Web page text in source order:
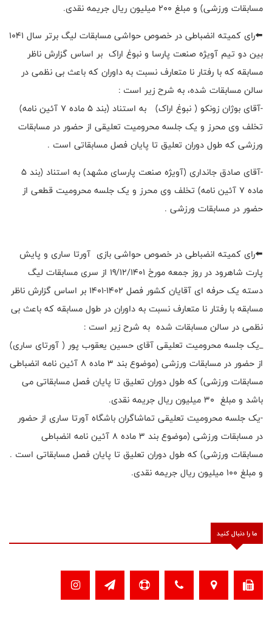
مسابقات ورزشی) و مبلغ ۲۰۰ میلیون ریال جریمه نقدی.
⬅️رای کمیته انضباطی در خصوص حواشی مسابقات لیگ برتر سال 1041
بین دو تیم آویژه صنعت پارسا و نبوغ اراک بر اساس گزارش ناظر
مسابقه که با رفتار نا متعارف نسبت به داوران که باعث بی نظمی در
سالن مسابقات شده، به شرح زیر است :
-آقای بوژان زونکو ( نبوغ اراک) به استناد (بند 5 ماده 7 آئین نامه)
تخلف وی محرز و یک جلسه محرومیت تعلیقی از حضور در مسابقات
ورزشی که طول دوران تعلیق تا پایان فصل مسابقاتی است .
-آقای صادق جانداری (آویژه صنعت پارسای مشهد) به استناد (بند 5
ماده 7 آئین نامه) تخلف وی محرز و یک جلسه محرومیت قطعی از
حضور در مسابقات ورزشی .
⬅️رای کمیته انضباطی در خصوص حواشی بازی آورتا ساری و پایش
پارت شاهرود در روز جمعه مورخ 19/12/1401 از سری مسابقات لیگ
دسته یک حرفه ای آقایان کشور فصل 1402-1401 بر اساس گزارش ناظر
مسابقه با رفتار نا متعارف نسبت به داوران در طول مسابقه که باعث بی
نظمی در سالن مسابقات شده به شرح زیر است :
_یک جلسه محرومیت تعلیقی آقای حسین یعقوب پور ( آورتای ساری)
از حضور در مسابقات ورزشی (موضوع بند 3 ماده 8 آئین نامه انضباطی
مسابقات ورزشی) که طول دوران تعلیق تا پایان فصل مسابقاتی می
باشد و مبلغ ۳۰ میلیون ریال جریمه نقدی.
-یک جلسه محرومیت تعلیقی تماشاگران باشگاه آورتا ساری از حضور
در مسابقات ورزشی (موضوع بند 3 ماده 8 آئین نامه انضباطی
مسابقات ورزشی) که طول دوران تعلیق تا پایان فصل مسابقاتی است .
و مبلغ ١٠٠ میلیون ریال جریمه نقدی.
ما را دنبال کنید